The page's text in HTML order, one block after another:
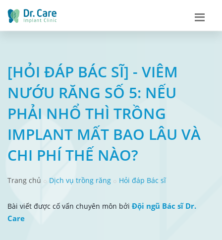
[HỎI ĐÁP BÁC SĨ] - VIÊM
NƯỚU RĂNG SỐ 5: NẾU
PHẢI NHỔ THÌ TRỒNG
IMPLANT MẤT BAO LÂU VÀ
CHI PHÍ THẾ NÀO?
Trang chủ Dịch vụ trồng răng Hỏi đáp Bác sĩ
Bài viết được cố vấn chuyên môn bởi Đội ngũ Bác sĩ Dr.
Care